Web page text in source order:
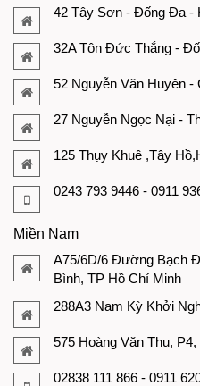
42 Tây Sơn - Đống Đa -
32A Tôn Đức Thắng -
52 Nguyễn Văn Huyên -
27 Nguyễn Ngọc Nại -
125 Thụy Khuê ,Tây
0243 793 9446 - 0911
Miền Nam
A75/6D/6 Đường Bạch
Bình, TP Hồ Chí Minh
288A3 Nam Kỳ Khởi
575 Hoàng Văn Thụ,
02838 111 866 - 0911